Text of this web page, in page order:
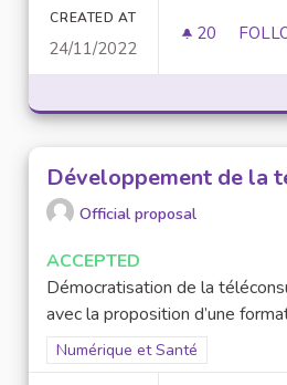
CREATED AT
24/11/2022
20 20
Développement de la
Official proposal
ACCEPTED
Démocratisation de la
avec la proposition d’une
Filter results for scope:
Numérique et Santé